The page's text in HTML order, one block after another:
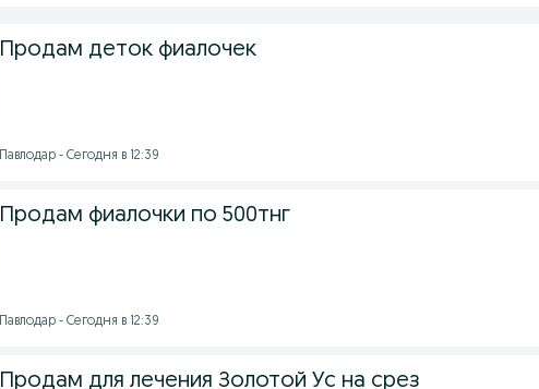
Продам деток фиалочек
Павлодар - Сегодня в 12:39
Продам фиалочки по 500тнг
Павлодар - Сегодня в 12:39
Продам для лечения Золотой Ус на срез